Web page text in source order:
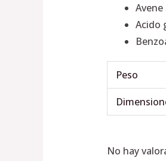
Acido
Peso
No hay